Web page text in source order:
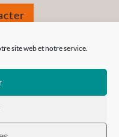
site web et notre service.
FormAction -